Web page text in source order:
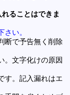
ることはできま
さい。
断で予告無く削除
。文字化けの原因
す。記入漏れはエ